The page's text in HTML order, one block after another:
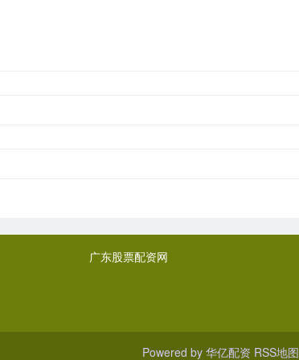
广东股票配资网
Powered by 华亿配资 RSS地图